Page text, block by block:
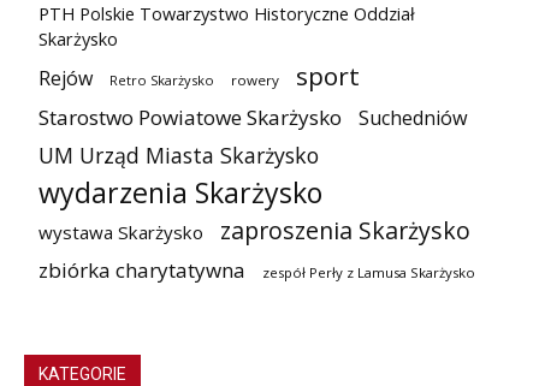
PTH Polskie Towarzystwo Historyczne Oddział
Skarżysko
Rejów Retro Skarżysko rowery sport
Starostwo Powiatowe Skarżysko Suchedniów
UM Urząd Miasta Skarżysko
wydarzenia Skarżysko
wystawa Skarżysko zaproszenia Skarżysko
zbiórka charytatywna zespół Perły z Lamusa Skarżysko
KATEGORIE